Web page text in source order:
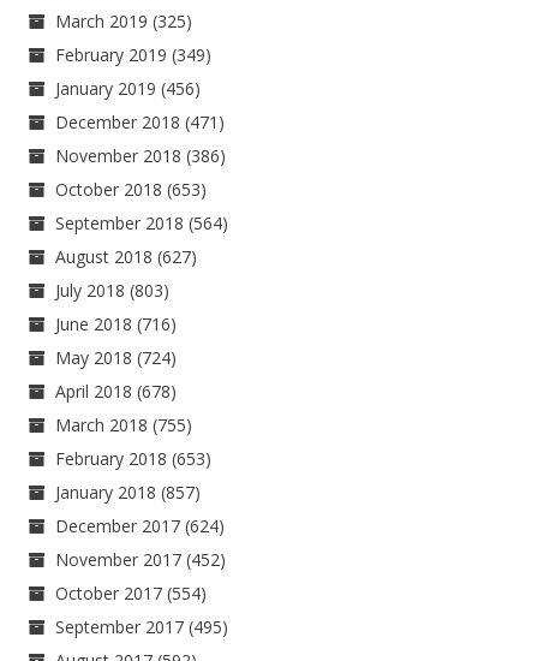
March 2019 (325)
February 2019 (349)
January 2019 (456)
December 2018 (471)
November 2018 (386)
October 2018 (653)
September 2018 (564)
August 2018 (627)
July 2018 (803)
June 2018 (716)
May 2018 (724)
April 2018 (678)
March 2018 (755)
February 2018 (653)
January 2018 (857)
December 2017 (624)
November 2017 (452)
October 2017 (554)
September 2017 (495)